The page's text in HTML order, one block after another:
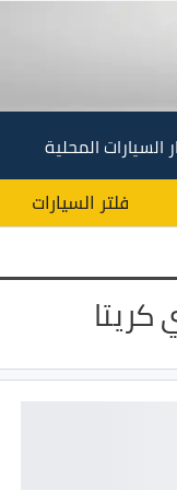
السيارات المحلية
فلتر السيارات